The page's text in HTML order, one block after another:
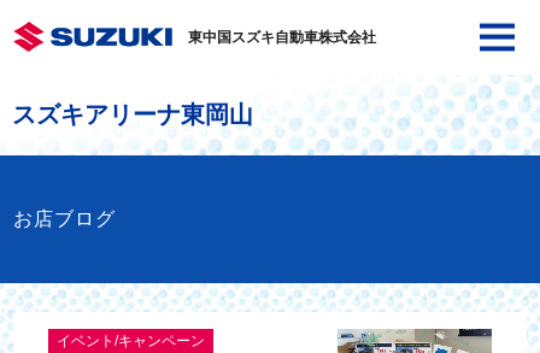
東中国スズキ自動車株式会社
スズキアリーナ東岡山
お店ブログ
イベント/キャンペーン